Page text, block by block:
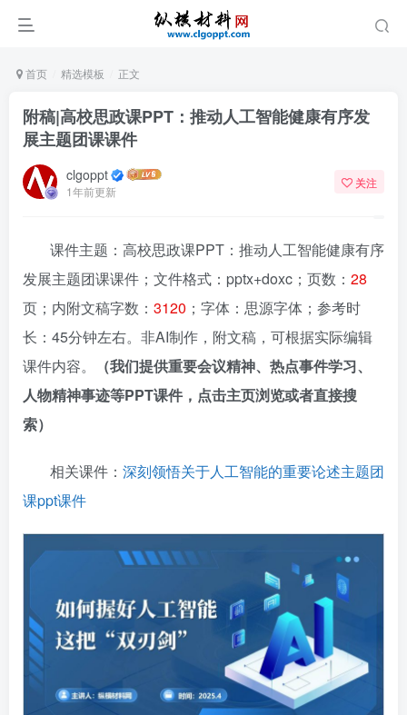
首页 精选模板 正文
附稿|高校思政课PPT：推动人工智能健康有序发
展主题团课课件
clgoppt
1年前更新
关注
课件主题：高校思政课PPT：推动人工智能健康有序
发展主题团课课件；文件格式：pptx+doxc；页数： 28
页；内附文稿字数： 3120 ；字体：思源字体；参考时
长：45分钟左右。非AI制作，附文稿，可根据实际编辑
课件内容。
（我们提供重要会议精神、热点事件学习、
人物精神事迹等PPT课件，点击主页浏览或者直接搜
索）
相关课件： 深刻领悟关于人工智能的重要论述主题团
课ppt课件